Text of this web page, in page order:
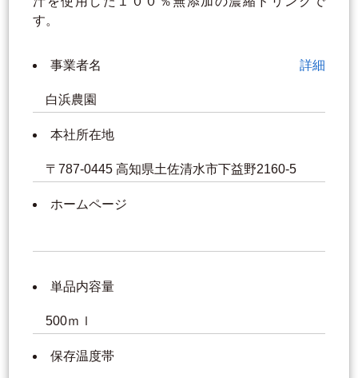
す。
事業者名 詳細
白浜農園
本社所在地
〒787-0445 高知県土佐清水市下益野2160-5
ホームページ
単品内容量
500ｍｌ
保存温度帯